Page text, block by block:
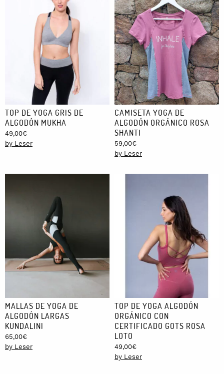
TOP DE YOGA GRIS DE
ALGODÓN MUKHA
49,00€
by Leser
CAMISETA YOGA DE
ALGODÓN ORGÁNICO ROSA
SHANTI
59,00€
by Leser
MALLAS DE YOGA DE
ALGODÓN LARGAS
KUNDALINI
65,00€
by Leser
TOP DE YOGA ALGODÓN
ORGÁNICO CON
CERTIFICADO GOTS ROSA
LOTO
49,00€
by Leser